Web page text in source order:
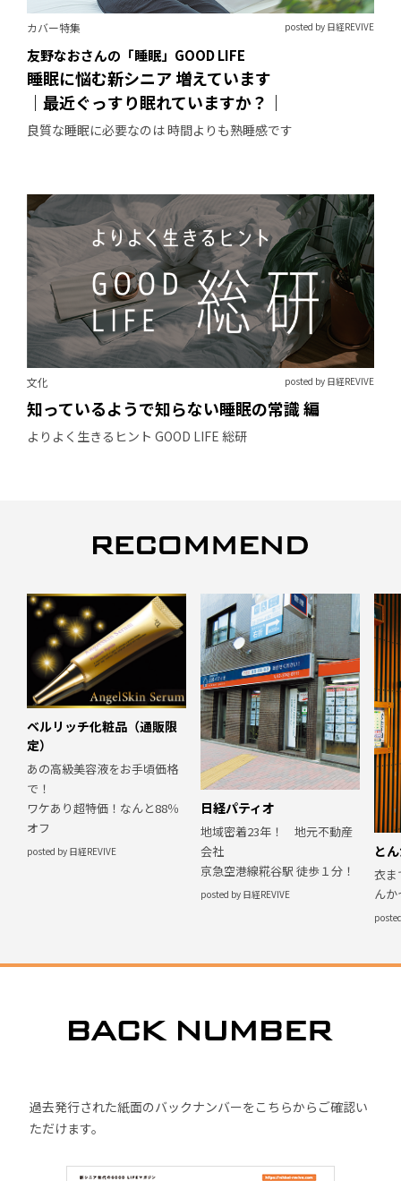
カバー特集 posted by 日経REVIVE
友野なおさんの「睡眠」GOOD LIFE
睡眠に悩む新シニア 増えています
｜最近ぐっすり眠れていますか？｜
良質な睡眠に必要なのは 時間よりも熟睡感です
文化 posted by 日経REVIVE
知っているようで知らない睡眠の常識 編
よりよく生きるヒント GOOD LIFE 総研
ベルリッチ化粧品（通販限
定）
あの高級美容液をお手頃価格
で！
ワケあり超特価！なんと88％
オフ
posted by 日経REVIVE
日経パティオ
地域密着23年！ 地元不動産
会社
京急空港線糀谷駅 徒歩１分！
posted by 日経REVIVE
と
衣ま
んか
過去発行された紙面のバックナンバーをこちらからご確認い
ただけます。